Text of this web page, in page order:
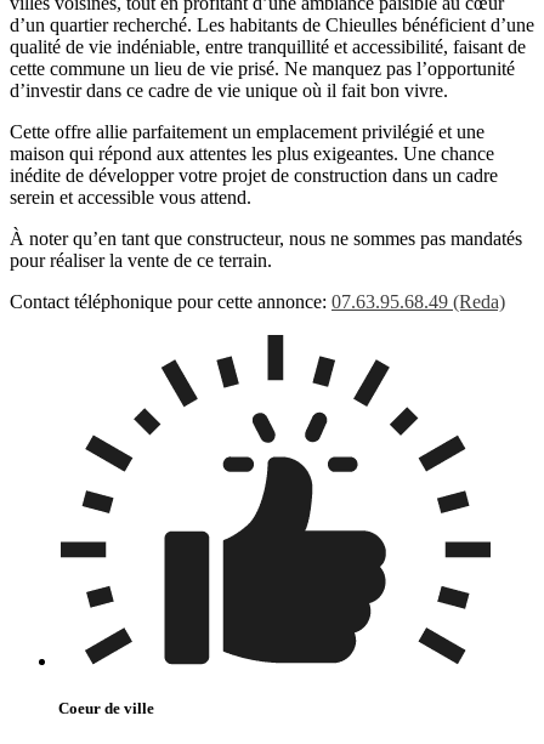
d’un quartier recherché. Les habitants de Chieulles bénéficient d’une
qualité de vie indéniable, entre tranquillité et accessibilité, faisant de
cette commune un lieu de vie prisé. Ne manquez pas l’opportunité
d’investir dans ce cadre de vie unique où il fait bon vivre.
Cette offre allie parfaitement un emplacement privilégié et une
maison qui répond aux attentes les plus exigeantes. Une chance
inédite de développer votre projet de construction dans un cadre
serein et accessible vous attend.
À noter qu’en tant que constructeur, nous ne sommes pas mandatés
pour réaliser la vente de ce terrain.
Contact téléphonique pour cette annonce: 07.63.95.68.49 (Reda)
Coeur de ville